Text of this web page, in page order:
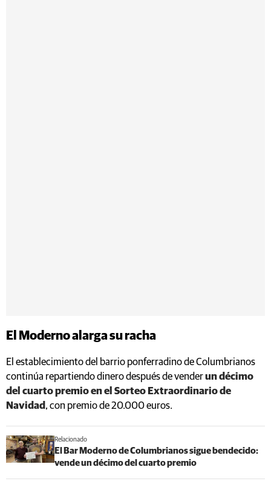
El Moderno alarga su racha
El establecimiento del barrio ponferradino de Columbrianos
continúa repartiendo dinero después de venderun décimo
del cuarto premio en el Sorteo Extraordinario de
Navidad , con premio de 20.000 euros.
Relacionado
El Bar Moderno de Columbrianos sigue bendecido:
vende un décimo del cuarto premio